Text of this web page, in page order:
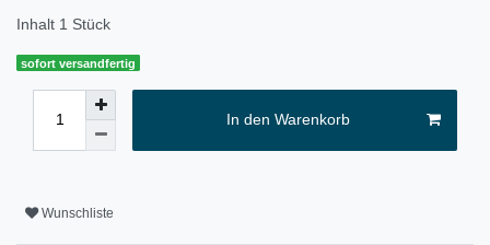
Inhalt 1 Stück
sofort versandfertig
In den Warenkorb
Wunschliste